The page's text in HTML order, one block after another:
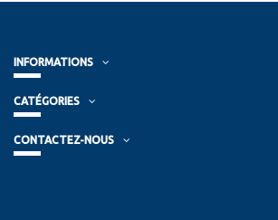
INFORMATIONS
CATÉGORIES
CONTACTEZ-NOUS